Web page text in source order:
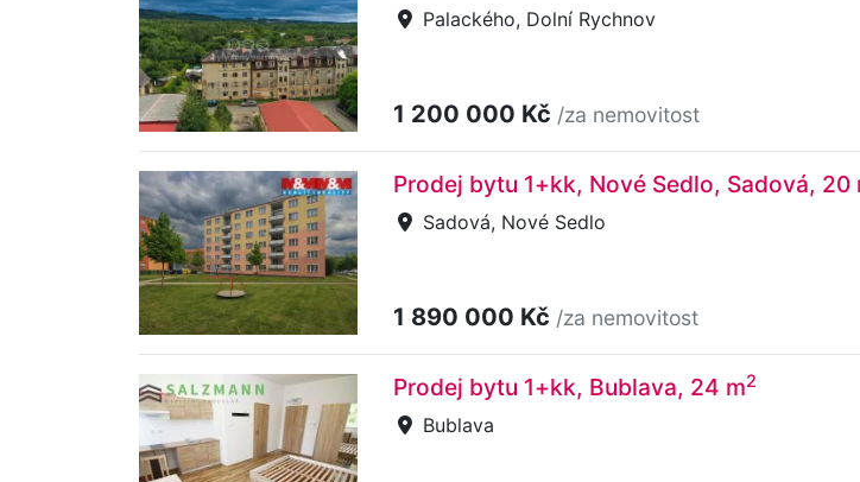
Palackého, Dolní Rychnov
1 200 000 Kč /za nemovitost
Prodej bytu 1+kk, Nové Sedlo, Sadová, 20
Sadová, Nové Sedlo
1 890 000 Kč /za nemovitost
Prodej bytu 1+kk, Bublava, 24 m2
Bublava